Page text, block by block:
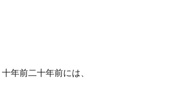
年前二十年前には、